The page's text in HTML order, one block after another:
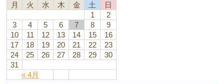
月
火 水 木 金 土 日
« 4月
1
2
3
4 5 6 7 8
9
10
11 12 13 14 15
16
17
18 19 20 21 22
23
24
25 26 27 28 29
30
31